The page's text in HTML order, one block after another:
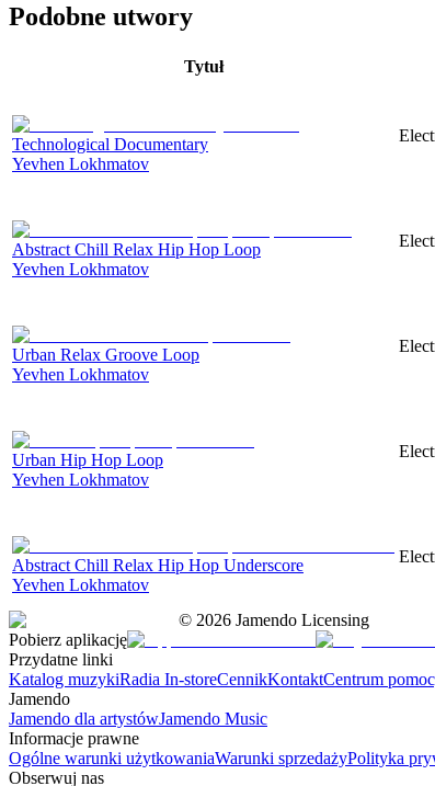
Podobne utwory
Tytuł
Technological Documentary
Yevhen Lokhmatov
Abstract Chill Relax Hip Hop Loop
Yevhen Lokhmatov
Urban Relax Groove Loop
Yevhen Lokhmatov
Urban Hip Hop Loop
Yevhen Lokhmatov
Abstract Chill Relax Hip Hop Underscore
Yevhen Lokhmatov
© 2026 Jamendo Licensing
Pobierz aplikację
Przydatne linki
Katalog muzykiRadia In-storeCennikKontaktCentrum
Jamendo
Jamendo dla artystówJamendo Music
Informacje prawne
Ogólne warunki użytkowaniaWarunki sprzedażyPolityka
Obserwuj nas